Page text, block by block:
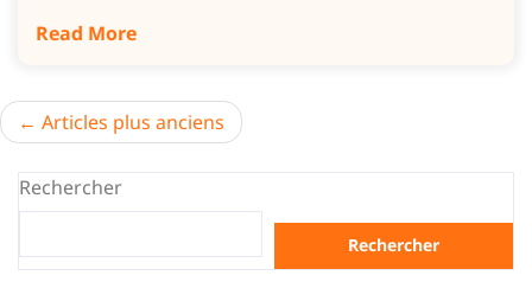
Read More
Navigation
des
articles
Articles plus anciens
Rechercher
Rechercher